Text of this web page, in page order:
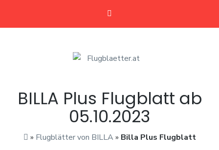
BILLA Plus Flugblatt ab
05.10.2023
» Flugblätter von BILLA» Billa Plus Flugblatt